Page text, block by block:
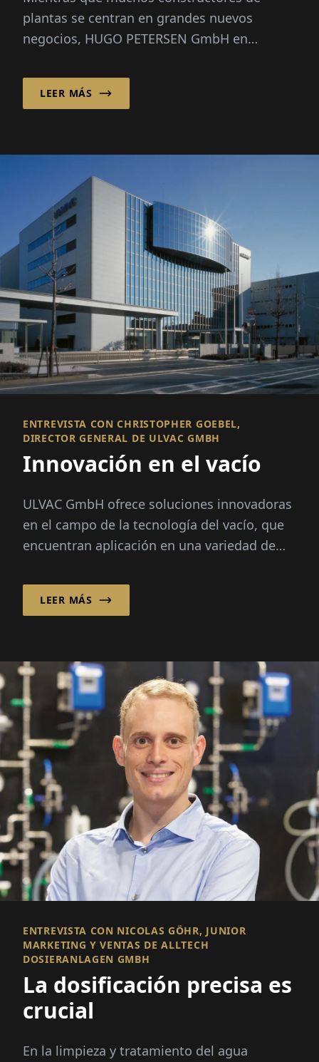
plantas se centran en grandes nuevos
negocios, HUGO PETERSEN GmbH en
conscientemente en la opt...
LEER MÁS
ENTREVISTA CON CHRISTOPHER GOEBEL,
DIRECTOR GENERAL DE ULVAC GMBH
Innovación en el vacío
ULVAC GmbH ofrece soluciones innovadoras
en el campo de la tecnología del vacío, que
encuentran aplicación en una variedad de
LEER MÁS
ENTREVISTA CON NICOLAS GÖHR, JUNIOR
MARKETING Y VENTAS DE ALLTECH
DOSIERANLAGEN GMBH
La dosificación precisa es
crucial
En la limpieza y tratamiento del agua